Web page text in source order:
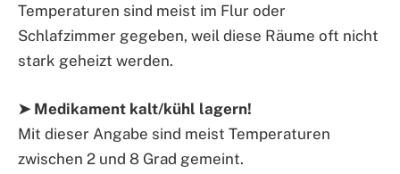
Temperaturen sind meist im Flur oder
Schlafzimmer gegeben, weil diese Räume oft nicht
stark geheizt werden.
➤ Medikament kalt/kühl lagern!
Mit dieser Angabe sind meist Temperaturen
zwischen 2 und 8 Grad gemeint.